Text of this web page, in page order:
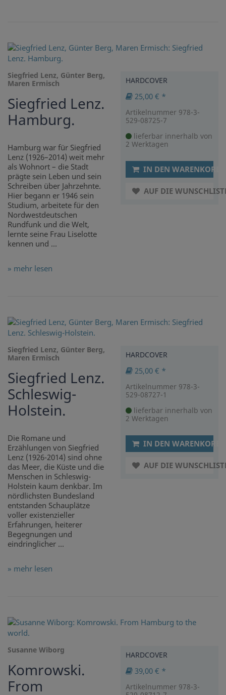
Siegfried Lenz, Günter Berg,
Maren Ermisch
Siegfried Lenz.
Hamburg.
Hamburg war für Siegfried
Lenz (1926–2014) weit mehr
als Wohnort – die Stadt
prägte sein Leben und sein
Schreiben über Jahrzehnte.
Hier begann er 1946 sein
Studium, arbeitete für den
Nordwestdeutschen
Rundfunk und die Welt,
lernte seine Frau Liselotte
kennen und ...
» mehr lesen
HARDCOVER
25,00 € *
Artikelnummer 978-3-
529-08725-7
lieferbar innerhalb von
2 Werktagen
IN DEN WARENKORB
AUF DIE
Siegfried Lenz, Günter Berg,
Maren Ermisch
Siegfried Lenz.
Schleswig-
Holstein.
Die Romane und
Erzählungen von Siegfried
Lenz (1926-2014) sind ohne
das Meer, die Küste und die
Menschen in Schleswig-
Holstein kaum denkbar. Im
nördlichsten Bundesland
entstanden Schauplätze
voller existenzieller
Erfahrungen, heiterer
Begegnungen und
eindringlicher ...
» mehr lesen
HARDCOVER
25,00 € *
Artikelnummer 978-3-
529-08727-1
lieferbar innerhalb von
2 Werktagen
IN DEN WARENKORB
AUF DIE
Susanne Wiborg
Komrowski.
From
HARDCOVER
39,00 € *
Artikelnummer 978-3-